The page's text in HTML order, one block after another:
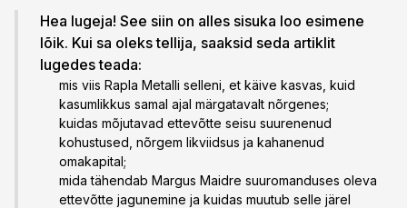
Hea lugeja! See siin on alles sisuka loo esimene
lõik. Kui sa oleks tellija, saaksid seda artiklit
lugedes teada:
mis viis Rapla Metalli selleni, et käive kasvas, kuid
kasumlikkus samal ajal märgatavalt nõrgenes;
kuidas mõjutavad ettevõtte seisu suurenenud
kohustused, nõrgem likviidsus ja kahanenud
omakapital;
mida tähendab Margus Maidre suuromanduses oleva
ettevõtte jagunemine ja kuidas muutub selle järel